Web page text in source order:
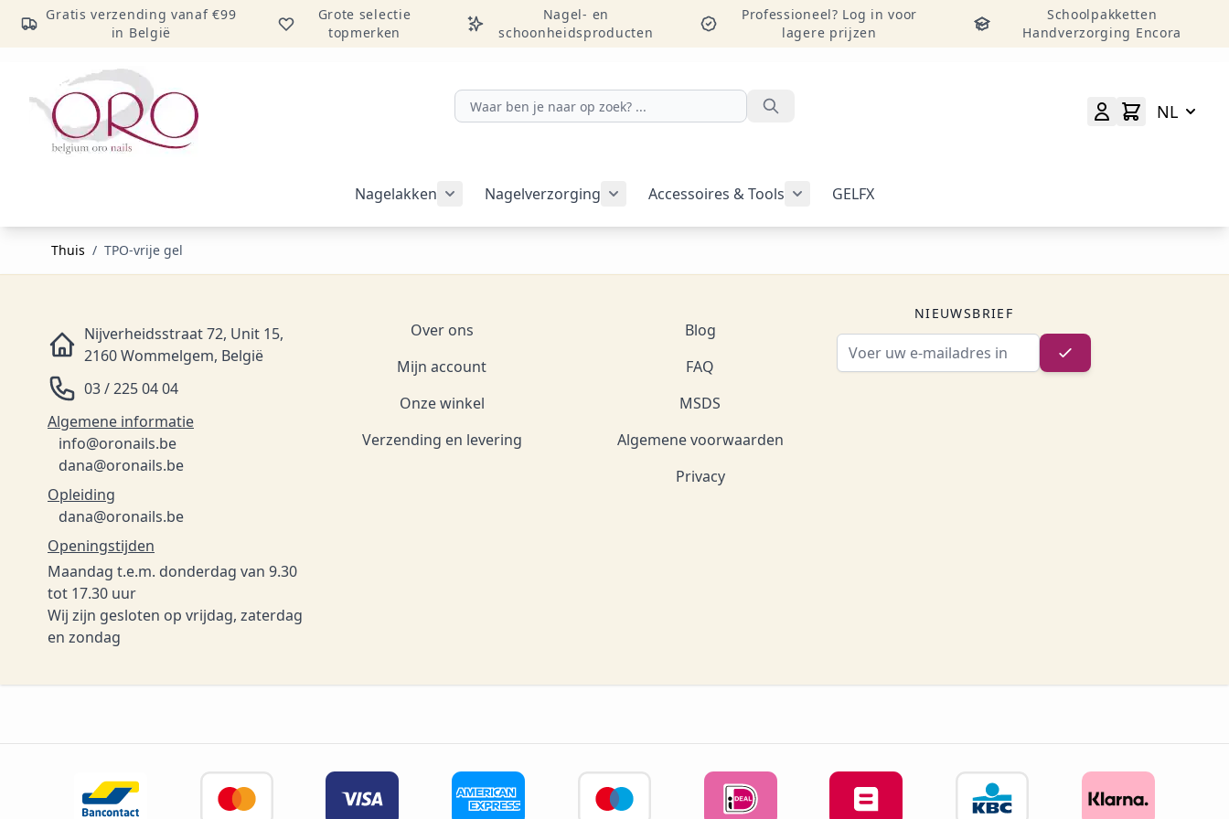
Gratis verzending vanaf €99
in België
Grote selectie
topmerken
Nagel- en
schoonheidsproducten
Professioneel? Log in voor
lagere prijzen
Schoolpakketten
Handverzorging Encora
Ga naar inhoud
Zoeken
NL
Nagelakken
Nagelverzorging
Accessoires & Tools
GELFX
Thuis / TPO-vrije gel
Nijverheidsstraat 72, Unit 15,
2160 Wommelgem, België
03 / 225 04 04
Algemene informatie
info@oronails.be
dana@oronails.be
Opleiding
dana@oronails.be
Openingstijden
Maandag t.e.m. donderdag van 9.30
tot 17.30 uur
Wij zijn gesloten op vrijdag, zaterdag
en zondag
Over ons
Mijn account
Onze winkel
Verzending en levering
Blog
FAQ
MSDS
Algemene voorwaarden
Privacy
NIEUWSBRIEF
E-mailadres